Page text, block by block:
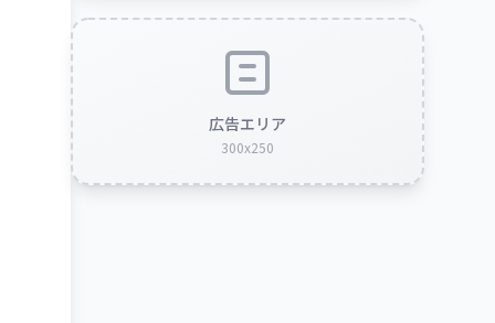
広告エリア
300x250